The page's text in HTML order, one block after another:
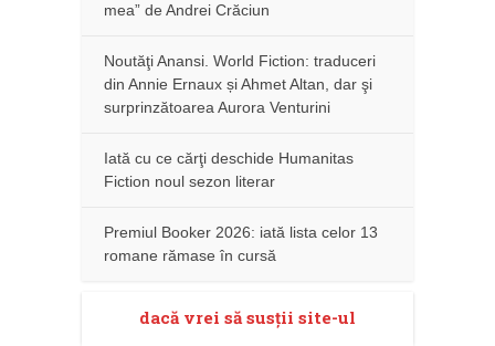
mea” de Andrei Crăciun
Noutăţi Anansi. World Fiction: traduceri
din Annie Ernaux și Ahmet Altan, dar şi
surprinzătoarea Aurora Venturini
Iată cu ce cărţi deschide Humanitas
Fiction noul sezon literar
Premiul Booker 2026: iată lista celor 13
romane rămase în cursă
dacă vrei să susţii site-ul